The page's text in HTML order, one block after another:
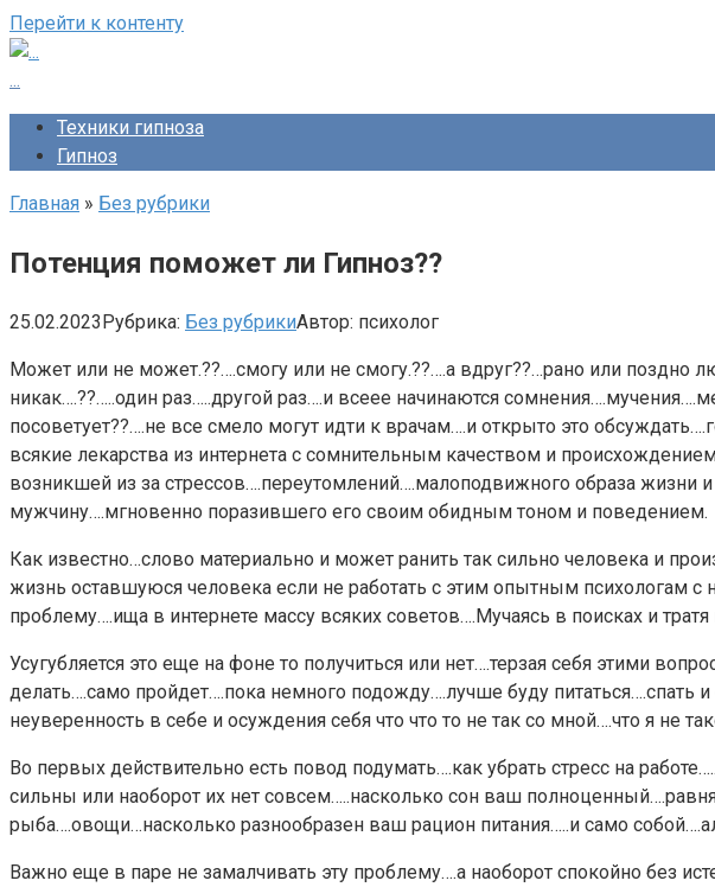
Перейти к контенту
...
Техники гипноза
Гипноз
Главная » Без рубрики
Потенция поможет ли Гипноз??
25.02.2023Рубрика: Без рубрикиАвтор: психолог
Может или не может.??….смогу или не смогу.??….а вдруг??…рано или поздно
никак….??…..один раз…..другой раз….и всеее начинаются
посоветует??….не все смело могут идти к врачам….и открыто это
всякие лекарства из интернета с сомнительным качеством и
возникшей из за стрессов….переутомлений….малоподвижного образа
мужчину….мгновенно поразившего его своим обидным тоном и поведением.
Как известно…слово материально и может ранить так сильно человека и
жизнь оставшуюся человека если не работать с этим опытным психологам
проблему….ища в интернете массу всяких советов….Мучаясь в поисках и
Усугубляется это еще на фоне то получиться или нет….терзая себя этими
делать….само пройдет….пока немного подожду….лучше буду
неуверенность в себе и осуждения себя что что то не так со мной….что я не
Во первых действительно есть повод подумать….как убрать стресс на
сильны или наоборот их нет совсем…..насколько сон ваш
рыба….овощи…насколько разнообразен ваш рацион питания…..и само
Важно еще в паре не замалчивать эту проблему….а наоборот спокойно без